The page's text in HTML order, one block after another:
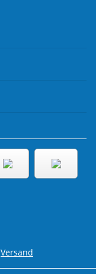
Versand